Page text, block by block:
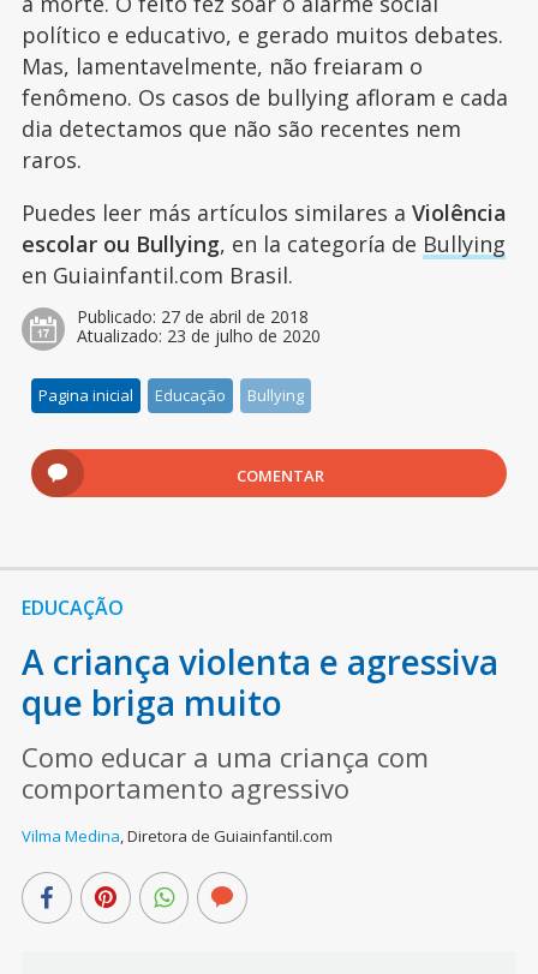
político e educativo, e gerado muitos debates.
Mas, lamentavelmente, não freiaram o
fenômeno. Os casos de bullying afloram e cada
dia detectamos que não são recentes nem
raros.
Puedes leer más artículos similares a Violência
escolar ou Bullying, en la categoría de Bullying
en Guiainfantil.com Brasil.
Publicado: 27 de abril de 2018
Atualizado: 23 de julho de 2020
Pagina inicial Educação Bullying
COMENTAR
EDUCAÇÃO
A criança violenta e agressiva
que briga muito
Como educar a uma criança com
comportamento agressivo
Vilma Medina,Diretora de Guiainfantil.com